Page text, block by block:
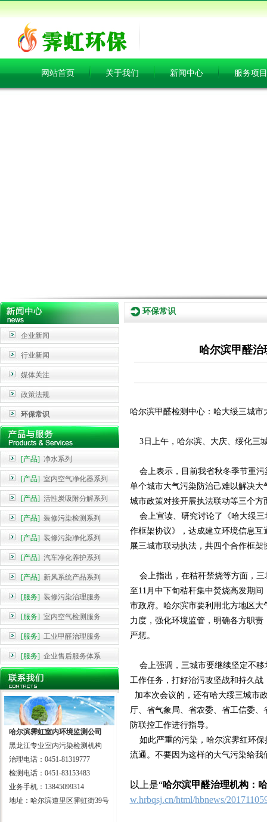
网站首页 关于我们 新闻中心 服务项目
企业新闻
行业新闻
媒体关注
政策法规
环保常识
[产品] 净水系列
[产品] 室内空气净化器系列
[产品] 活性炭吸附分解系列
[产品] 装修污染检测系列
[产品] 装修污染净化系列
[产品] 汽车净化养护系列
[产品] 新风系统产品系列
[服务] 装修污染治理服务
[服务] 室内空气检测服务
[服务] 工业甲醛治理服务
[服务] 企业售后服务体系
哈尔滨霁虹室内环境监测公司
黑龙江专业室内污染检测机构
治理电话：0451-81319777
检测电话：0451-83153483
业务手机：13845099314
地址：哈尔滨道里区霁虹街39号
环保常识
哈尔滨甲醛
哈尔滨甲醛检测中心：哈大绥三城
3日上午，哈尔滨、大庆、绥化三
会上表示，目前我省秋冬季节重污
单个城市大气污染防治己难以解决
城市政策对接开展执法联动等三个
会上宣读、研究讨论了《哈大绥三
作框架协议》，达成建立环境信息
展三城市联动执法，共四个合作框架
会上指出，在秸秆禁烧等方面，三
至11月中下旬秸秆集中焚烧高发期
市政府。哈尔滨市要利用北方地区
力度，强化环境监管，明确各方职
严惩。
会上强调，三城市要继续坚定不移
工作任务，打好治污攻坚战和持久
加本次会议的，还有哈大绥三城市
厅、省气象局、省农委、省工信委
防联控工作进行指导。
如此严重的污染，哈尔滨霁红环保
流通。不要因为这样的大气污染给我
以上是“哈尔滨甲醛治理机构：
w.hrbqsj.cn/html/hbnews/